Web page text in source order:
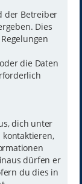
der Betreiber
Dies
die Daten
dich unter
dürfen er
du dies in